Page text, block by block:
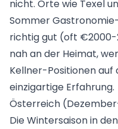
nicht. Orte wie Texel
Sommer
richtig gut (oft €2000-
nah an der Heimat,
Kellner-Positionen auf
einzigartige Erfahrung.
Österreich
Die Wintersaison in